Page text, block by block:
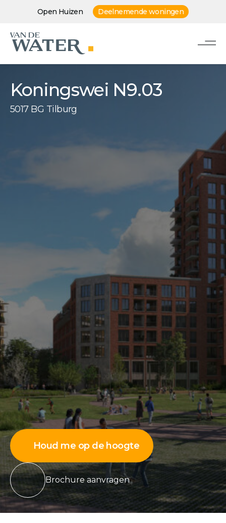
Open Huizen Deelnemende woningen
Koningswei N9.03
5017 BG Tilburg
Houd me op de hoogte
Brochure aanvragen